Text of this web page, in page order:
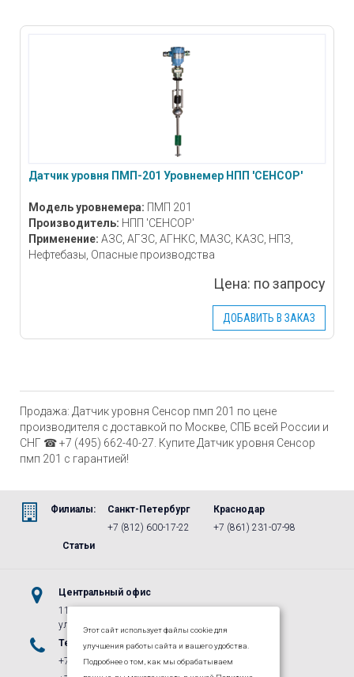
Датчик уровня ПМП-201 Уровнемер НПП 'СЕНСОР'
Модель уровнемера: ПМП 201
Производитель: НПП 'СЕНСОР'
Применение: АЗС, АГЗС, АГНКС, МАЗС, КАЗС, НПЗ,
Нефтебазы, Опасные производства
Цена: по запросу
ДОБАВИТЬ В ЗАКАЗ
Продажа: Датчик уровня Сенсор пмп 201 по цене
производителя с доставкой по Москве, СПБ всей России и
СНГ ☎ +7 (495) 662-40-27. Купите Датчик уровня Сенсор
пмп 201 с гарантией!
Филиалы:
Санкт-Петербург
+7 (812) 600-17-22
Краснодар
+7 (861) 231-07-98
Статьи
Центральный офис
115487, г.Москва, м. Коломенская,
ул. Нагатинская, д. 16, к. 1, стр. 5
Телефоны
+7 (495) 662-40-27
E-mail
info@lpgroup.ru
Этот сайт использует файлы cookie для
улучшения работы сайта и вашего удобства.
Подробнее о том, как мы обрабатываем